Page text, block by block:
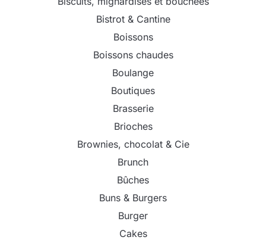
Bistrot & Cantine
Boissons
Boissons chaudes
Boulange
Boutiques
Brasserie
Brioches
Brownies, chocolat & Cie
Brunch
Bûches
Buns & Burgers
Burger
Cakes